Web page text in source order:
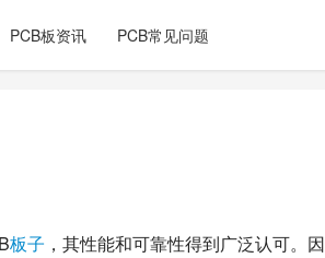
PCB板资讯 PCB常见问题
板子 ，其性能和可靠性得到广泛认可。因